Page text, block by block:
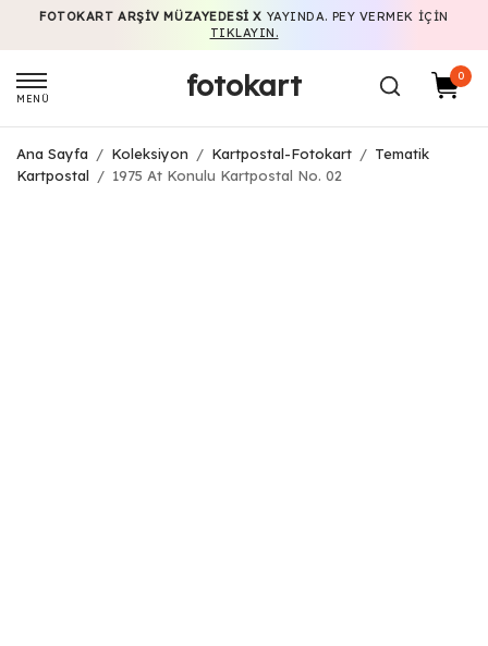
FOTOKART ARŞIV MÜZAYEDESI X YAYINDA. PEY VERMEK IÇIN
TIKLAYIN.
MENÜ fotokart 0
Ana Sayfa / Koleksiyon / Kartpostal-Fotokart / Tematik
Kartpostal
/ 1975 At Konulu Kartpostal No. 02